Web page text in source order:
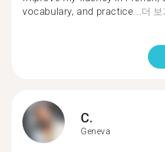
vocabulary, and practice...더 보
C.
Geneva